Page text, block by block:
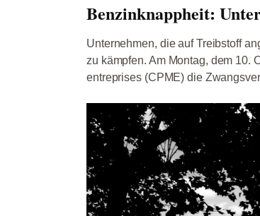
Benzinknappheit:
Unternehmen, die auf Treibstoff
zu kämpfen. Am Montag, dem 10.
entreprises (CPME) die